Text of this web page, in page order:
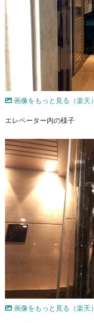
画像をもっと見る（楽天）
エレベーター内の様子
画像をもっと見る（楽天）